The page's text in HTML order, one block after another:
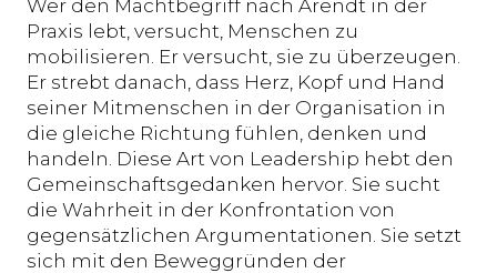
Wer den Machtbegriff nach Arendt in der
Praxis lebt, versucht, Menschen zu
mobilisieren. Er versucht, sie zu überzeugen.
Er strebt danach, dass Herz, Kopf und Hand
seiner Mitmenschen in der Organisation in
die gleiche Richtung fühlen, denken und
handeln. Diese Art von Leadership hebt den
Gemeinschaftsgedanken hervor. Sie sucht
die Wahrheit in der Konfrontation von
gegensätzlichen Argumentationen. Sie setzt
sich mit den Beweggründen der